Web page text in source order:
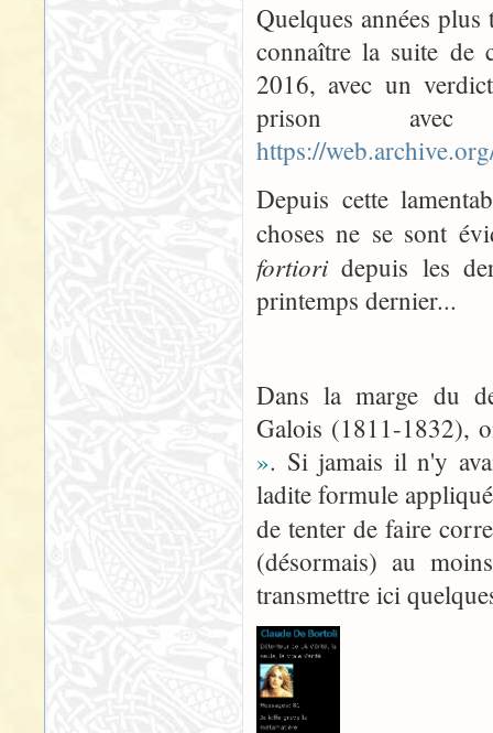
Quelques années
connaître la suite de
2016, avec un
prison
https://
Depuis cette
choses ne se sont
fortioridepuis les
printemps dernier...
Dans la marge du
Galois (1811-1832),
». Si jamais il n'y
ladite formule
de tenter de faire
(désormais) au
transmettre ici